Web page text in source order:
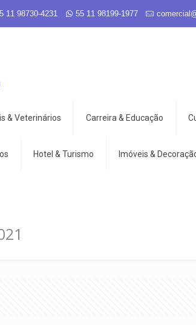
11 98730-4231 55 11 98199-1977
& Veterinários Carreira & Educação
Hotel & Turismo Imóveis &